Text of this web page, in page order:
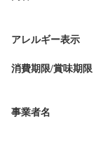
アレルギー表示
消費期限/賞味期限
事業者名